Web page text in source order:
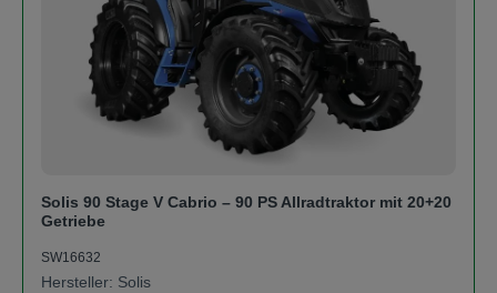
Solis 90 Stage V Cabrio – 90 PS Allradtraktor mit 20+20
Getriebe
SW16632
Hersteller: Solis